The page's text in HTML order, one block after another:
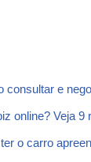
consultar e
online? Veja 9
o carro